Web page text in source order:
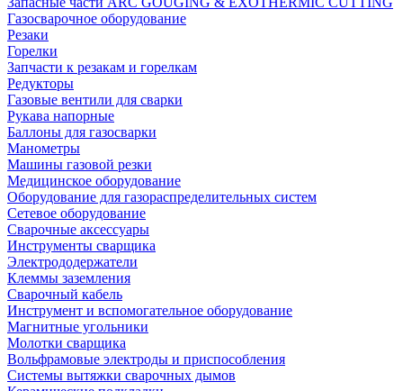
Газосварочное оборудование
Резаки
Горелки
Запчасти к резакам и горелкам
Редукторы
Газовые вентили для сварки
Рукава напорные
Баллоны для газосварки
Манометры
Машины газовой резки
Медицинское оборудование
Оборудование для газораспределительных систем
Сетевое оборудование
Сварочные аксессуары
Инструменты сварщика
Электрододержатели
Клеммы заземления
Сварочный кабель
Инструмент и вспомогательное оборудование
Магнитные угольники
Молотки сварщика
Вольфрамовые электроды и приспособления
Системы вытяжки сварочных дымов